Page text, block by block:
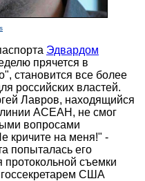
Эдвардом
прячется в
становится все более
российских властей.
Лавров, находящийся
АСЕАН, не смог
вопросами
кричите на меня!" -
попыталась его
съемки
США